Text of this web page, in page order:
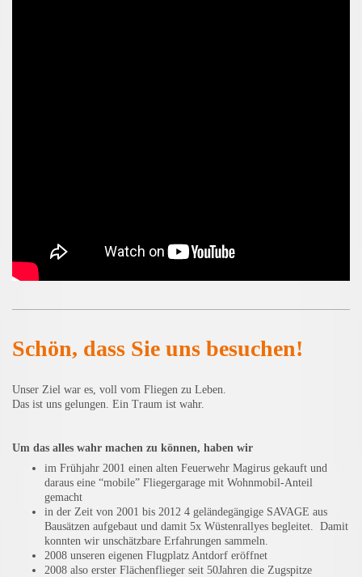
Schön, dass Sie uns besuchen!
Unser Ziel war es, voll vom Fliegen zu Leben.
Das ist uns gelungen. Ein Traum ist wahr.
Um das alles wahr machen zu können, haben wir
im Frühjahr 2001 einen alten Feuerwehr Magirus gekauft und
daraus eine “mobile” Fliegergarage mit Wohnmobil-Anteil
gemacht
in der Zeit von 2001 bis 2012 4 geländegängige SAVAGE aus
Bausätzen aufgebaut und damit 5x Wüstenrallyes begleitet. Damit
konnten wir unschätzbare Erfahrungen sammeln.
2008 unseren eigenen Flugplatz Antdorf eröffnet
2008 also erster Flächenflieger seit 50Jahren die Zugspitze